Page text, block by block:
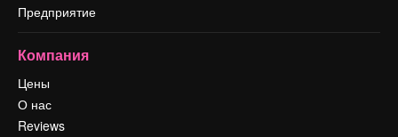
Предприятие
Компания
Цены
О нас
Reviews